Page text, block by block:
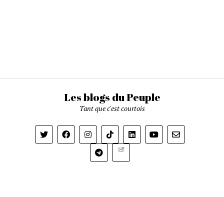
Les blogs du Peuple
Tant que c'est courtois